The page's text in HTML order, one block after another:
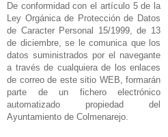
De conformidad con el artículo 5 de la
Ley Orgánica de Protección de Datos
de Caracter Personal 15/1999, de 13
de diciembre, se le comunica que los
datos suministrados por el navegante
a través de cualquiera de los enlaces
de correo de este sitio WEB, formarán
parte de un fichero electrónico
automatizado propiedad del
Ayuntamiento de Colmenarejo.